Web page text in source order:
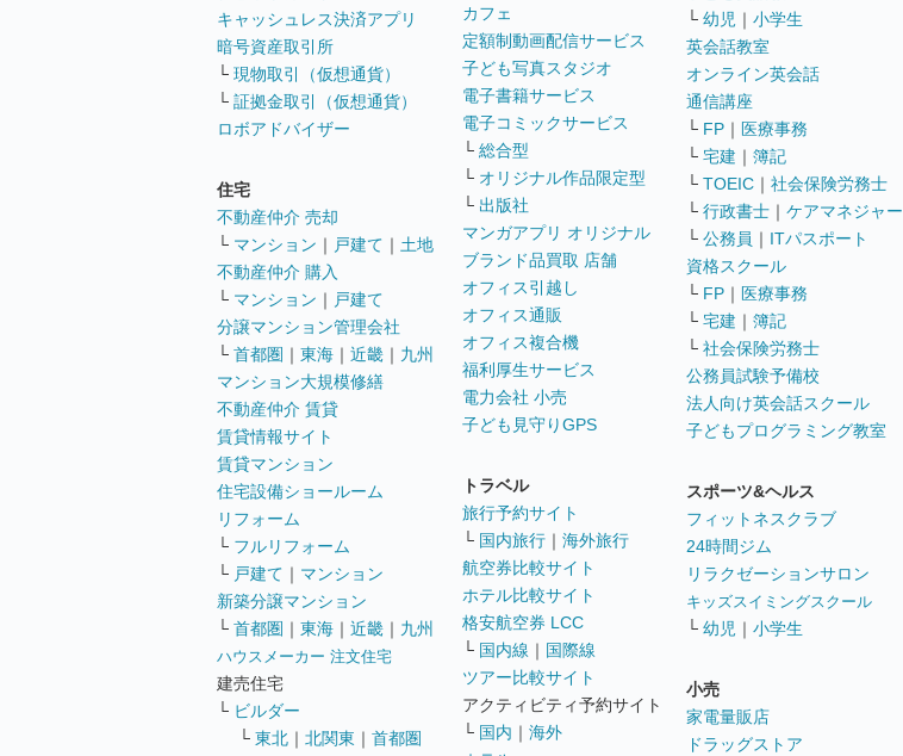
キャッシュレス決済アプリ
暗号資産取引所
└ 現物取引（仮想通貨）
└ 証拠金取引（仮想通貨）
ロボアドバイザー
住宅
不動産仲介 売却
└ マンション ｜ 戸建て ｜ 土地
不動産仲介 購入
└ マンション ｜ 戸建て
分譲マンション管理会社
└ 首都圏 ｜ 東海 ｜ 近畿 ｜ 九州
マンション大規模修繕
不動産仲介 賃貸
賃貸情報サイト
賃貸マンション
住宅設備ショールーム
リフォーム
└ フルリフォーム
└ 戸建て ｜ マンション
新築分譲マンション
└ 首都圏 ｜ 東海 ｜ 近畿 ｜ 九州
ハウスメーカー 注文住宅
建売住宅
└ ビルダー
└ 東北 ｜ 北関東 ｜ 首都圏
カフェ
定額制動画配信サービス
子ども写真スタジオ
電子書籍サービス
電子コミックサービス
└ 総合型
└ オリジナル作品限定型
└ 出版社
マンガアプリ オリジナル
ブランド品買取 店舗
オフィス引越し
オフィス通販
オフィス複合機
福利厚生サービス
電力会社 小売
子ども見守りGPS
トラベル
旅行予約サイト
└ 国内旅行 ｜ 海外旅行
航空券比較サイト
ホテル比較サイト
格安航空券 LCC
└ 国内線 ｜ 国際線
ツアー比較サイト
アクティビティ予約サイト
└ 国内 ｜ 海外
└ 幼児 ｜ 小学生
英会話教室
オンライン英会話
通信講座
└ FP ｜ 医療事務
└ 宅建 ｜ 簿記
└ TOEIC ｜ 社会保険労務士
└ 行政書士 ｜ ケアマネジャー
└ 公務員 ｜ ITパスポート
資格スクール
└ FP ｜ 医療事務
└ 宅建 ｜ 簿記
└ 社会保険労務士
公務員試験予備校
法人向け英会話スクール
子どもプログラミング教室
スポーツ&ヘルス
フィットネスクラブ
24時間ジム
リラクゼーションサロン
キッズスイミングスクール
└ 幼児 ｜ 小学生
小売
家電量販店
ドラッグストア